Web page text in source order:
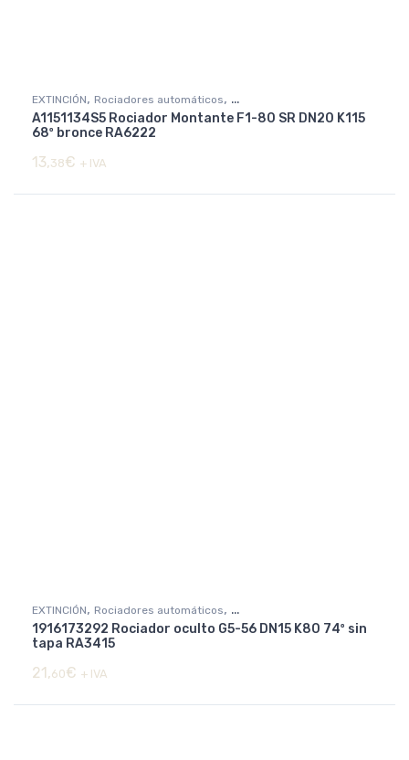
EXTINCIÓN, Rociadores automáticos,
Rociadores básicos y decorativos
A1151134S5 Rociador Montante F1-80 SR DN20 K115
68º bronce RA6222
13,38€ + IVA
EXTINCIÓN, Rociadores automáticos,
Rociadores básicos y decorativos
1916173292 Rociador oculto G5-56 DN15 K80 74º sin
tapa RA3415
21,60€ + IVA